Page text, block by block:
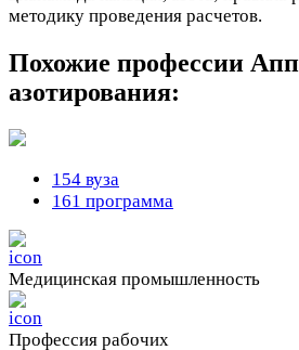
методику проведения расчетов.
Похожие профессии
азотирования:
154 вуза
161 программа
Медицинская промышленность
Профессия рабочих